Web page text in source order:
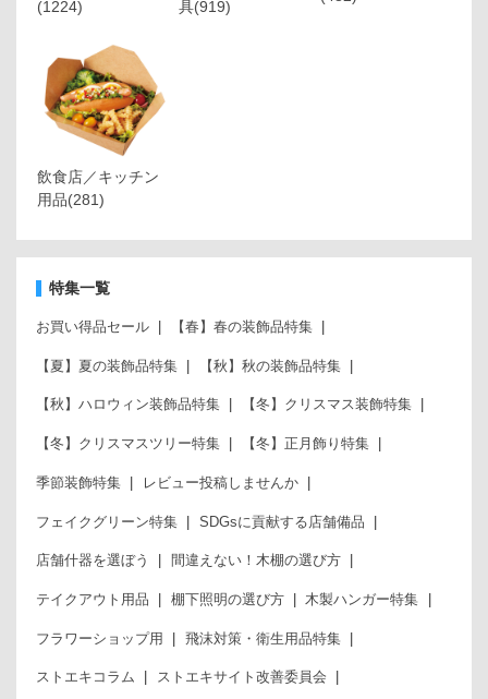
(1224)
具(919)
飲食店／キッチン
用品(281)
特集一覧
お買い得品セール 【春】春の装飾品特集
【夏】夏の装飾品特集 【秋】秋の装飾品特集
【秋】ハロウィン装飾品特集 【冬】クリスマス装飾特集
【冬】クリスマスツリー特集 【冬】正月飾り特集
季節装飾特集 レビュー投稿しませんか
フェイクグリーン特集 SDGsに貢献する店舗備品
店舗什器を選ぼう 間違えない！木棚の選び方
テイクアウト用品 棚下照明の選び方 木製ハンガー特集
フラワーショップ用 飛沫対策・衛生用品特集
ストエキコラム ストエキサイト改善委員会